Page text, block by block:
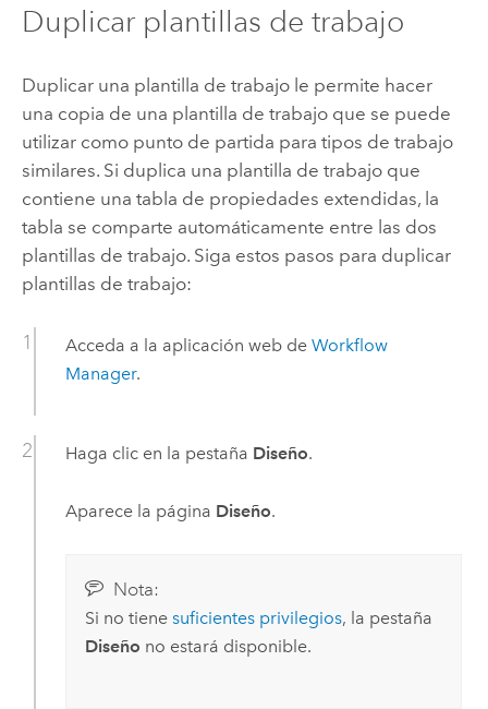
Duplicar plantillas de trabajo
Duplicar una plantilla de trabajo le permite hacer
una copia de una plantilla de trabajo que se puede
utilizar como punto de partida para tipos de trabajo
similares. Si duplica una plantilla de trabajo que
contiene una tabla de propiedades extendidas, la
tabla se comparte automáticamente entre las dos
plantillas de trabajo. Siga estos pasos para duplicar
plantillas de trabajo:
Acceda a la aplicación web de Workflow
Manager.
Haga clic en la pestaña Diseño.
Aparece la página Diseño.
Nota:
Si no tiene suficientes privilegios, la pestaña
Diseño no estará disponible.